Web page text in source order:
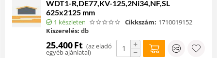
WDT1-R,DE77,KV-125,2Ni34,NF,SL
625x2125 mm
1 készleten Cikkszám: 1710019152
Kiszerelés: db
25.400Ft (az eladó
egyéb ajánlatai)
+
−